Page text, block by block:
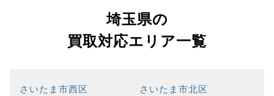
埼玉県の
買取対応エリア一覧
さいたま市西区 さいたま市北区